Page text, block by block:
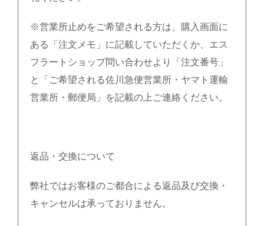
※営業所止めをご希望される方は、購入画面に
ある「注文メモ」に記載していただくか、エス
フラートショップ問い合わせより「注文番号」
と「ご希望される佐川急便営業所・ヤマト運輸
営業所・郵便局」を記載の上ご連絡ください。
返品・交換について
弊社ではお客様のご都合による返品及び交換・
キャンセルは承っておりません。